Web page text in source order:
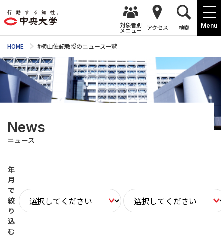
Menu
対象者別
メニュー アクセス 検索
HOME #横山佐紀教授のニュース一覧
News
ニュース
年
月
で
絞
り
込
む